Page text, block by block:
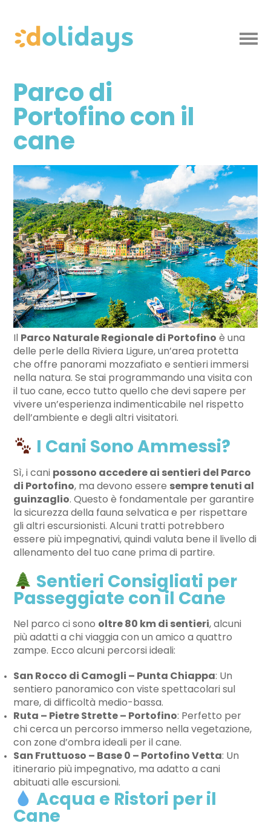
Parco di
Portofino con il
cane
Il Parco Naturale Regionale di Portofino è una
delle perle della Riviera Ligure, un’area protetta
che offre panorami mozzafiato e sentieri immersi
nella natura. Se stai programmando una visita con
il tuo cane, ecco tutto quello che devi sapere per
vivere un’esperienza indimenticabile nel rispetto
dell’ambiente e degli altri visitatori.
I Cani Sono Ammessi?
Sì, i cani possono accedere ai sentieri del Parco
di Portofino, ma devono essere sempre tenuti al
guinzaglio. Questo è fondamentale per garantire
la sicurezza della fauna selvatica e per rispettare
gli altri escursionisti. Alcuni tratti potrebbero
essere più impegnativi, quindi valuta bene il livello di
allenamento del tuo cane prima di partire.
Sentieri Consigliati per
Passeggiate con il Cane
Nel parco ci sono oltre 80 km di sentieri, alcuni
più adatti a chi viaggia con un amico a quattro
zampe. Ecco alcuni percorsi ideali:
San Rocco di Camogli – Punta Chiappa: Un
sentiero panoramico con viste spettacolari sul
mare, di difficoltà medio-bassa.
Ruta – Pietre Strette – Portofino: Perfetto per
chi cerca un percorso immerso nella vegetazione,
con zone d’ombra ideali per il cane.
San Fruttuoso – Base 0 – Portofino Vetta: Un
itinerario più impegnativo, ma adatto a cani
abituati alle escursioni.
Acqua e Ristori per il
Cane